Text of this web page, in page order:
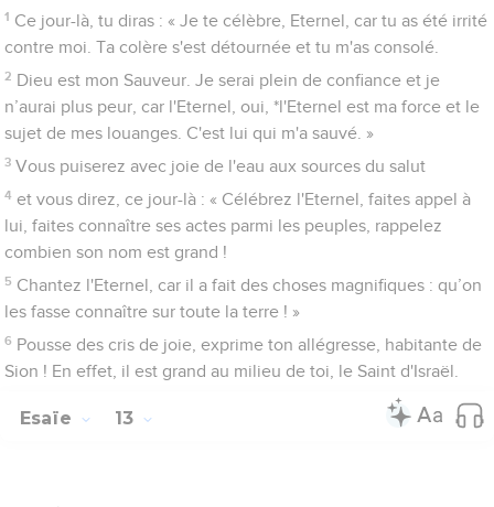
1 Ce jour-là, tu diras : « Je te célèbre, Eternel, car tu as été irrité
contre moi. Ta colère s'est détournée et tu m'as consolé.
2 Dieu est mon Sauveur. Je serai plein de confiance et je
n’aurai plus peur, car l'Eternel, oui, *l'Eternel est ma force et le
sujet de mes louanges. C'est lui qui m'a sauvé. »
3 Vous puiserez avec joie de l'eau aux sources du salut
4 et vous direz, ce jour-là : « Célébrez l'Eternel, faites appel à
lui, faites connaître ses actes parmi les peuples, rappelez
combien son nom est grand !
5 Chantez l'Eternel, car il a fait des choses magnifiques : qu’on
les fasse connaître sur toute la terre ! »
6 Pousse des cris de joie, exprime ton allégresse, habitante de
Sion ! En effet, il est grand au milieu de toi, le Saint d'Israël.
Esaïe 13